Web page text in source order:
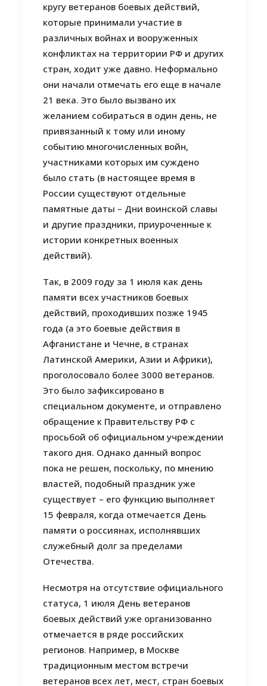
кругу ветеранов боевых действий,
которые принимали участие в
различных войнах и вооруженных
конфликтах на территории РФ и других
стран, ходит уже давно. Неформально
они начали отмечать его еще в начале
21 века. Это было вызвано их
желанием собираться в один день, не
привязанный к тому или иному
событию многочисленных войн,
участниками которых им суждено
было стать (в настоящее время в
России существуют отдельные
памятные даты – Дни воинской славы
и другие праздники, приуроченные к
истории конкретных военных
действий).
Так, в 2009 году за 1 июля как день
памяти всех участников боевых
действий, проходивших позже 1945
года (а это боевые действия в
Афганистане и Чечне, в странах
Латинской Америки, Азии и Африки),
проголосовало более 3000 ветеранов.
Это было зафиксировано в
специальном документе, и отправлено
обращение к Правительству РФ с
просьбой об официальном учреждении
такого дня. Однако данный вопрос
пока не решен, поскольку, по мнению
властей, подобный праздник уже
существует – его функцию выполняет
15 февраля, когда отмечается День
памяти о россиянах, исполнявших
служебный долг за пределами
Отечества.
Несмотря на отсутствие официального
статуса, 1 июля День ветеранов
боевых действий уже организованно
отмечается в ряде российских
регионов. Например, в Москве
традиционным местом встречи
ветеранов всех лет, мест, стран боевых